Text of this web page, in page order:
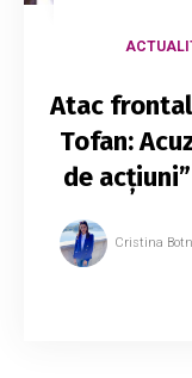
Atac
Tofan:
de
Cristina